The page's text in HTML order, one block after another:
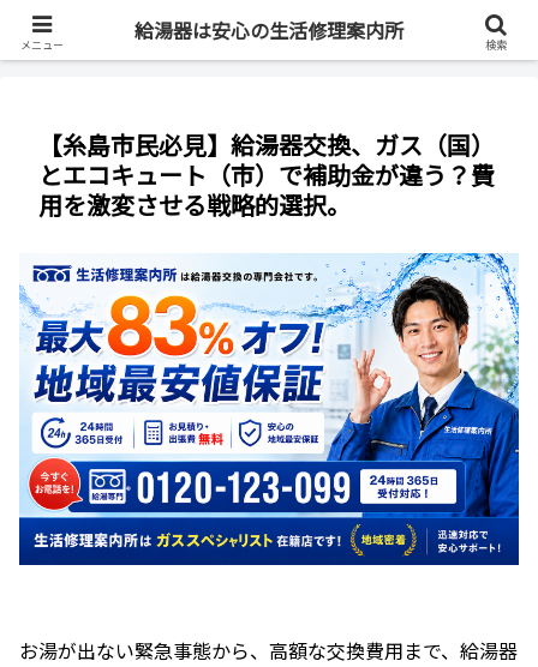
最短即日・全国対応・最大83%OFF
【糸島市民必見】給湯器交換、ガス（国）
とエコキュート（市）で補助金が違う？費
用を激変させる戦略的選択。
お湯が出ない緊急事態から、高額な交換費用まで、給湯器
メニュー
給湯器は安心の生活修理案内所
検索